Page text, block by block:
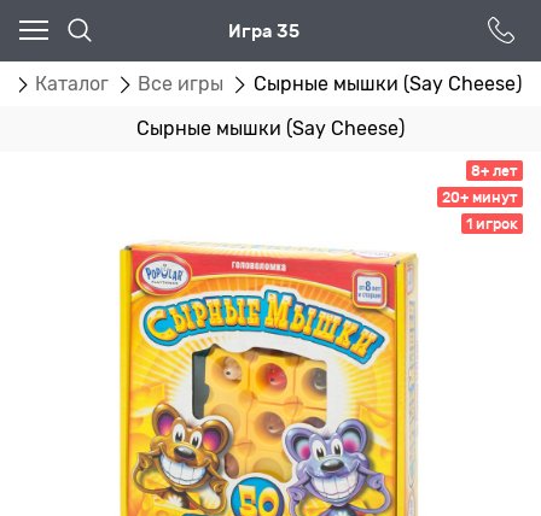
Игра 35
Каталог Все игры Сырные мышки (Say Cheese)
Сырные мышки (Say Cheese)
8+ лет
20+ минут
1 игрок